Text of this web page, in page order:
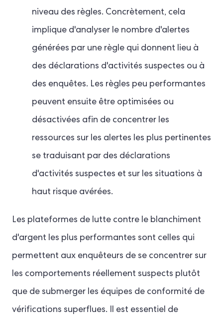
niveau des règles. Concrètement, cela
implique d'analyser le nombre d'alertes
générées par une règle qui donnent lieu à
des déclarations d'activités suspectes ou à
des enquêtes. Les règles peu performantes
peuvent ensuite être optimisées ou
désactivées afin de concentrer les
ressources sur les alertes les plus pertinentes
se traduisant par des déclarations
d'activités suspectes et sur les situations à
haut risque avérées.
Les plateformes de lutte contre le blanchiment
d'argent les plus performantes sont celles qui
permettent aux enquêteurs de se concentrer sur
les comportements réellement suspects plutôt
que de submerger les équipes de conformité de
vérifications superflues. Il est essentiel de